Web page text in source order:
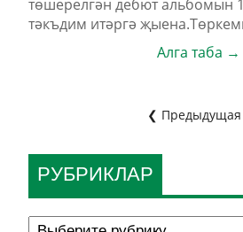
төшерелгән дебют альбомын
тәкъдим итәргә
Алга таба →
❮ Предыдущая
РУБРИКЛАР